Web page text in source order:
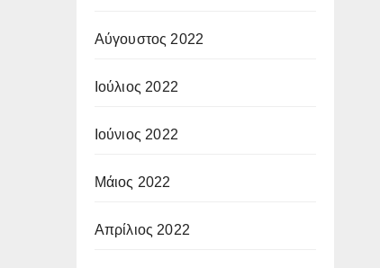
Αύγουστος 2022
Ιούλιος 2022
Ιούνιος 2022
Μάιος 2022
Απρίλιος 2022